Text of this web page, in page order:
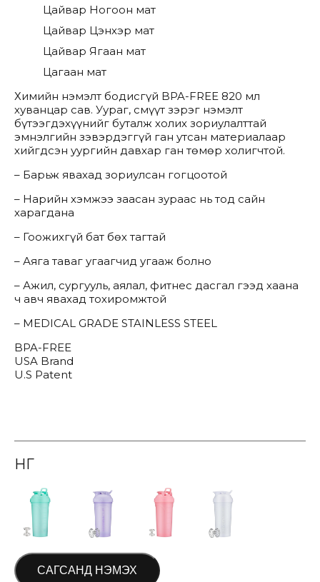
Цайвар Ногоон мат
Цайвар Цэнхэр мат
Цайвар Ягаан мат
Цагаан мат
Химийн нэмэлт бодисгүй BPA-FREE 820 мл
хуванцар сав. Уураг, смүүт зэрэг нэмэлт
бүтээгдэхүүнийг буталж холих зориулалттай
эмнэлгийн зэвэрдэггүй ган утсан материалаар
хийгдсэн уургийн давхар ган төмөр холигчтой.
– Барьж явахад зориулсан гогцоотой
– Нарийн хэмжээ заасан зураас нь тод сайн
харагдана
– Гоожихгүй бат бөх тагтай
– Аяга таваг угаагчид угааж болно
– Ажил, сургууль, аялал, фитнес дасгал гээд хаана
ч авч явахад тохиромжтой
– MEDICAL GRADE STAINLESS STEEL
BPA-FREE
USA Brand
U.S Patent
ӨНГӨ
САГСАНД НЭМЭХ